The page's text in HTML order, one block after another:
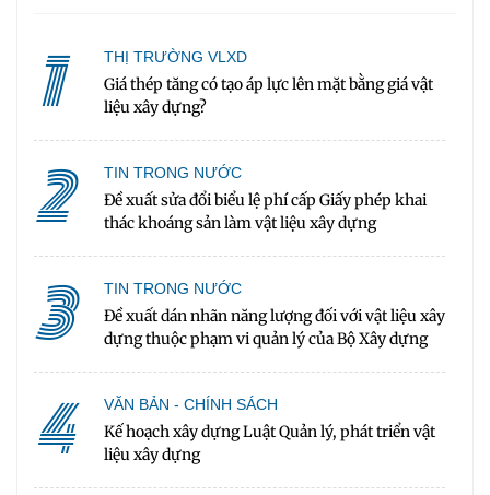
1 THỊ TRƯỜNG VLXD
Giá thép tăng có tạo áp lực lên mặt bằng giá vật
liệu xây dựng?
2 TIN TRONG NƯỚC
Đề xuất sửa đổi biểu lệ phí cấp Giấy phép khai
thác khoáng sản làm vật liệu xây dựng
3 TIN TRONG NƯỚC
Đề xuất dán nhãn năng lượng đối với vật liệu xây
dựng thuộc phạm vi quản lý của Bộ Xây dựng
4 VĂN BẢN - CHÍNH SÁCH
Kế hoạch xây dựng Luật Quản lý, phát triển vật
liệu xây dựng